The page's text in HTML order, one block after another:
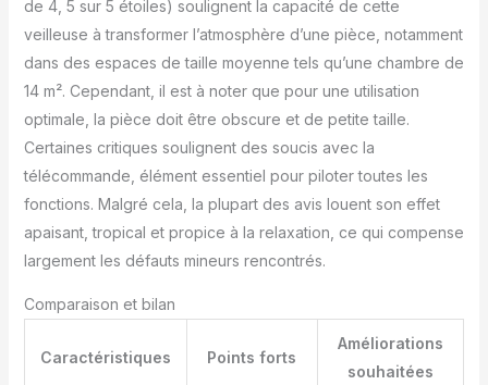
présents pour
changement de vitesse
niveaux; différents
modes d’éclairage;
réglage de la luminosité;
sélection du bruit blanc;
2H permettant de régler
l’heure à laquelle ce
projecteur doit
s’éteindre, etc. 【La
planétarium projecteur
change les couleurs et
les ondulations de la
de 4, 5 sur 5 étoiles) soulignent la capacité de cette
veilleuse à transformer l’atmosphère d’une pièce, notamment
dans des espaces de taille moyenne tels qu’une chambre de
14 m². Cependant, il est à noter que pour une utilisation
optimale, la pièce doit être obscure et de petite taille.
Certaines critiques soulignent des soucis avec la
télécommande, élément essentiel pour piloter toutes les
fonctions. Malgré cela, la plupart des avis louent son effet
apaisant, tropical et propice à la relaxation, ce qui compense
largement les défauts mineurs rencontrés.
Comparaison et bilan
Caractéristiques Points forts
Améliorations
souhaitées